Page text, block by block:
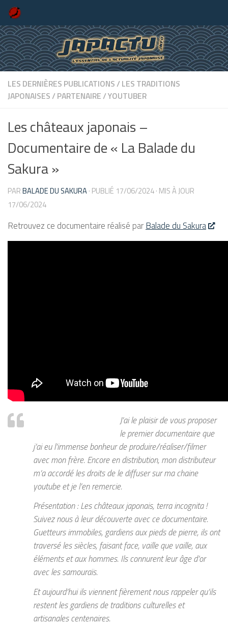
Skip to content
LES DERNIÈRES PUBLICATIONS/LES TRADITIONS
JAPONAISES/PARTENAIRE/YOUTUBER
Les châteaux japonais –
Documentaire de « La Balade du
Sakura »
PARBALADE DU SAKURA· PUBLIÉ 17/06/2024· MIS À JOUR
17/06/2024
Retrouvez ce documentaire réalisé par Balade du Sakura
J’ai le plaisir de vous proposer
le premier documentaire que
j’ai eu l’immense bonheur de produire/réaliser/filmer
avec mon frère. Encore en distribution, mon distributeur
m’a accordé les droits de le diffuser sur ma chaine
youtube et je l’en remercie.
Présentation : Les châteaux japonais, terra incognita !
Suivez nous à leur découverte avec ce documentaire.
Guetteurs immobiles, gardiens aux pieds de pierre, ils ont
traversé les siècles, faisant face, vaille que vaille, aux
éléments et aux hommes. Ils connurent leur âge d’or
avec les samouraïs.
Et aujourd’hui ils viennent fièrement nous rappeler qu’ils
restent les gardiens de traditions culturelles et
artisanales centenaires.